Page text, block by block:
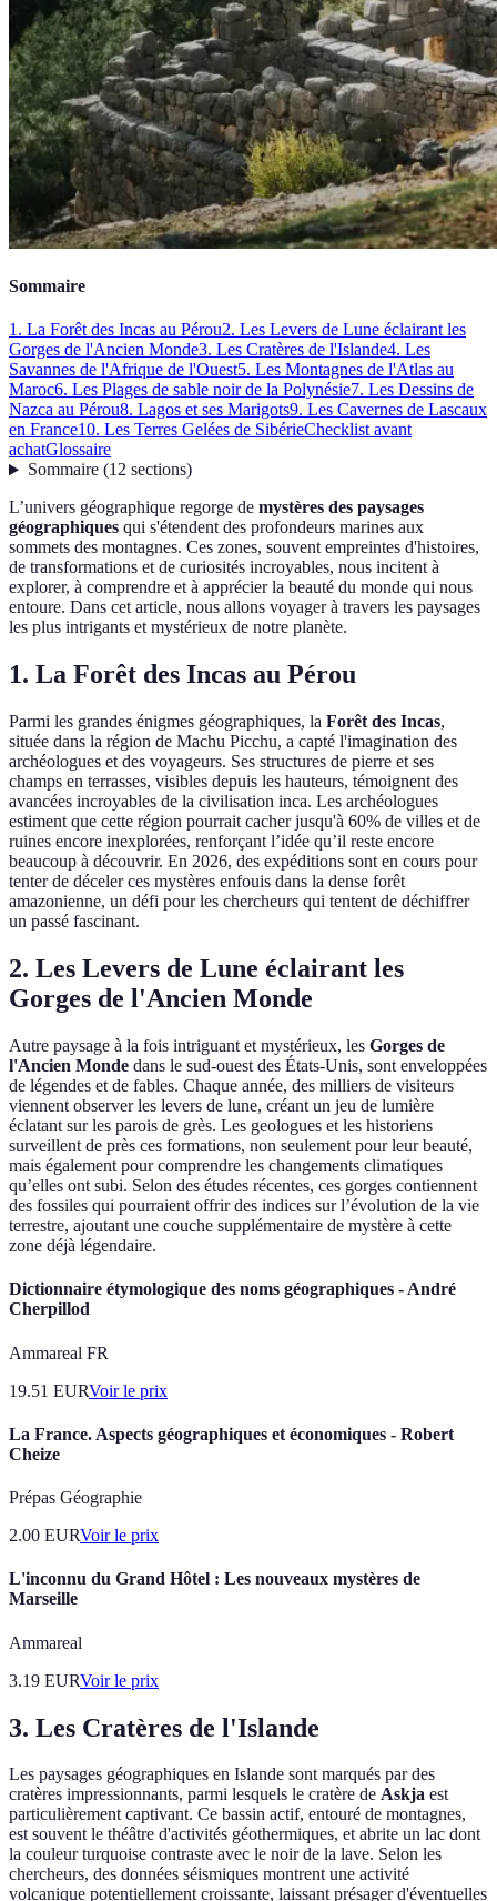
Sommaire
1. La Forêt des Incas au Pérou2. Les Levers de Lune éclairant les
Gorges de l'Ancien Monde3. Les Cratères de l'Islande4. Les
Savannes de l'Afrique de l'Ouest5. Les Montagnes de l'Atlas au
Maroc6. Les Plages de sable noir de la Polynésie7. Les Dessins de
Nazca au Pérou8. Lagos et ses Marigots9. Les Cavernes de Lascaux
en France10. Les Terres Gelées de SibérieChecklist avant
achatGlossaire
Sommaire(12 sections)
L’univers géographique regorge de mystères des paysages
géographiques qui s'étendent des profondeurs marines aux
sommets des montagnes. Ces zones, souvent empreintes d'histoires,
de transformations et de curiosités incroyables, nous incitent à
explorer, à comprendre et à apprécier la beauté du monde qui nous
entoure. Dans cet article, nous allons voyager à travers les paysages
les plus intrigants et mystérieux de notre planète.
1. La Forêt des Incas au Pérou
Parmi les grandes énigmes géographiques, la Forêt des Incas,
située dans la région de Machu Picchu, a capté l'imagination des
archéologues et des voyageurs. Ses structures de pierre et ses
champs en terrasses, visibles depuis les hauteurs, témoignent des
avancées incroyables de la civilisation inca. Les archéologues
estiment que cette région pourrait cacher jusqu'à 60% de villes et de
ruines encore inexplorées, renforçant l’idée qu’il reste encore
beaucoup à découvrir. En 2026, des expéditions sont en cours pour
tenter de déceler ces mystères enfouis dans la dense forêt
amazonienne, un défi pour les chercheurs qui tentent de déchiffrer
un passé fascinant.
2. Les Levers de Lune éclairant les
Gorges de l'Ancien Monde
Autre paysage à la fois intriguant et mystérieux, les Gorges de
l'Ancien Monde dans le sud-ouest des États-Unis, sont enveloppées
de légendes et de fables. Chaque année, des milliers de visiteurs
viennent observer les levers de lune, créant un jeu de lumière
éclatant sur les parois de grès. Les geologues et les historiens
surveillent de près ces formations, non seulement pour leur beauté,
mais également pour comprendre les changements climatiques
qu’elles ont subi. Selon des études récentes, ces gorges contiennent
des fossiles qui pourraient offrir des indices sur l’évolution de la vie
terrestre, ajoutant une couche supplémentaire de mystère à cette
zone déjà légendaire.
Dictionnaire étymologique des noms géographiques - André
Cherpillod
Ammareal FR
19.51 EURVoir le prix
La France. Aspects géographiques et économiques - Robert
Cheize
Prépas Géographie
2.00 EURVoir le prix
L'inconnu du Grand Hôtel : Les nouveaux mystères de
Marseille
Ammareal
3.19 EURVoir le prix
3. Les Cratères de l'Islande
Les paysages géographiques en Islande sont marqués par des
cratères impressionnants, parmi lesquels le cratère de Askja est
particulièrement captivant. Ce bassin actif, entouré de montagnes,
est souvent le théâtre d'activités géothermiques, et abrite un lac dont
la couleur turquoise contraste avec le noir de la lave. Selon les
chercheurs, des données séismiques montrent une activité
volcanique potentiellement croissante, laissant présager d'éventuelles